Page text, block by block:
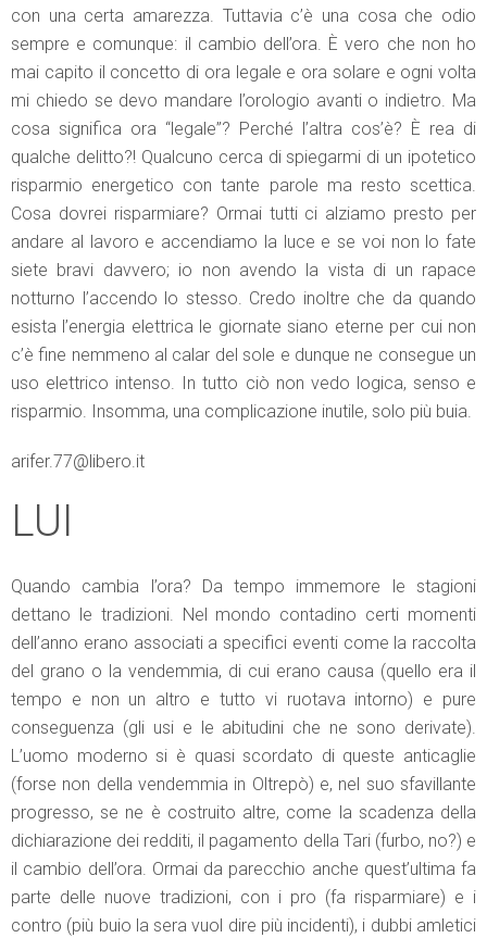
con una certa amarezza. Tuttavia c’è una cosa che odio
sempre e comunque: il cambio dell’ora. È vero che non ho
mai capito il concetto di ora legale e ora solare e ogni volta
mi chiedo se devo mandare l’orologio avanti o indietro. Ma
cosa significa ora “legale”? Perché l’altra cos’è? È rea di
qualche delitto?! Qualcuno cerca di spiegarmi di un ipotetico
risparmio energetico con tante parole ma resto scettica.
Cosa dovrei risparmiare? Ormai tutti ci alziamo presto per
andare al lavoro e accendiamo la luce e se voi non lo fate
siete bravi davvero; io non avendo la vista di un rapace
notturno l’accendo lo stesso. Credo inoltre che da quando
esista l’energia elettrica le giornate siano eterne per cui non
c’è fine nemmeno al calar del sole e dunque ne consegue un
uso elettrico intenso. In tutto ciò non vedo logica, senso e
risparmio. Insomma, una complicazione inutile, solo più buia.
arifer.77@libero.it
LUI
Quando cambia l’ora? Da tempo immemore le stagioni
dettano le tradizioni. Nel mondo contadino certi momenti
dell’anno erano associati a specifici eventi come la raccolta
del grano o la vendemmia, di cui erano causa (quello era il
tempo e non un altro e tutto vi ruotava intorno) e pure
conseguenza (gli usi e le abitudini che ne sono derivate).
L’uomo moderno si è quasi scordato di queste anticaglie
(forse non della vendemmia in Oltrepò) e, nel suo sfavillante
progresso, se ne è costruito altre, come la scadenza della
dichiarazione dei redditi, il pagamento della Tari (furbo, no?) e
il cambio dell’ora. Ormai da parecchio anche quest’ultima fa
parte delle nuove tradizioni, con i pro (fa risparmiare) e i
contro (più buio la sera vuol dire più incidenti), i dubbi amletici